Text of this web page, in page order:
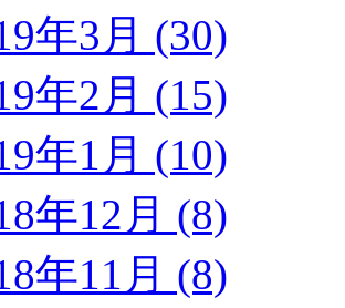
年3月 (30)
年2月 (15)
年1月 (10)
年12月 (8)
年11月 (8)